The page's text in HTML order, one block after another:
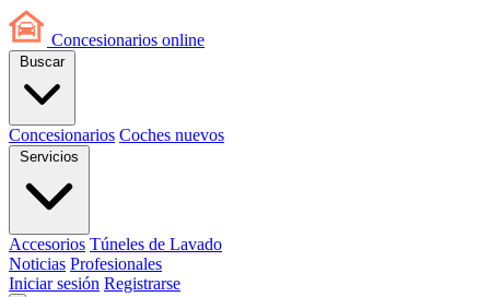
Concesionarios online
Buscar
Concesionarios Coches nuevos
Servicios
Accesorios Túneles de Lavado
Noticias Profesionales
Iniciar sesión Registrarse